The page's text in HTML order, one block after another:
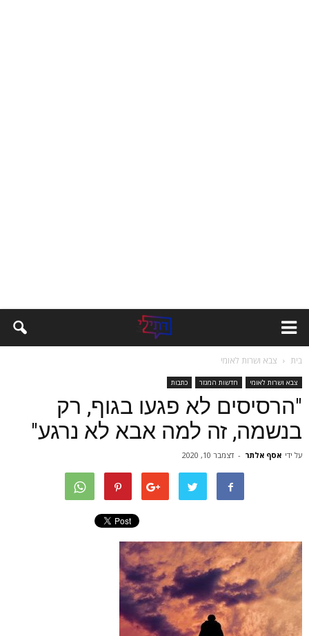
בית צבא ושרות לאומי
צבא ושרות לאומי חדשות המגזר כתבות
"הרסיסים לא פגעו בגוף, רק
בנשמה, זה למה אבא לא נרגע"
על ידי אסף אלתר - דצמבר 10, 2020